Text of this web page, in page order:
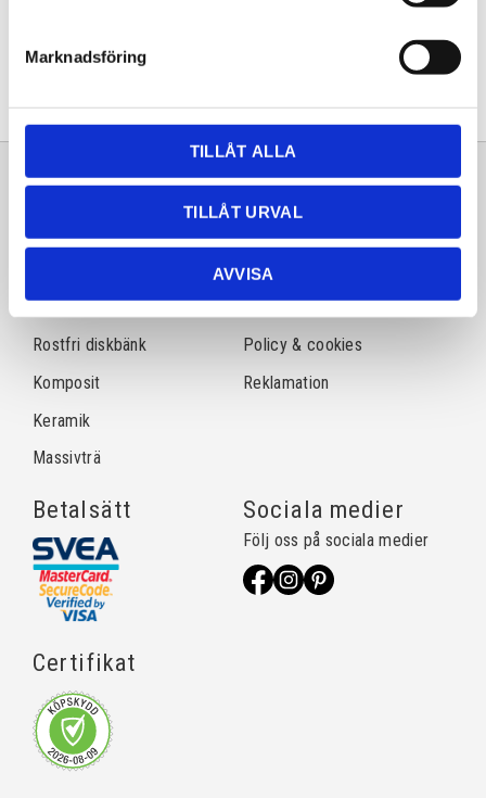
Marknadsföring
TILLÅT ALLA
TILLÅT URVAL
AVVISA
Sortiment
Natursten
Rostfri diskbänk
Komposit
Keramik
Massivträ
Information
Frågor & svar
Köpvillkor
Policy & cookies
Reklamation
Betalsätt
Certifikat
Sociala medier
Följ oss på sociala medier